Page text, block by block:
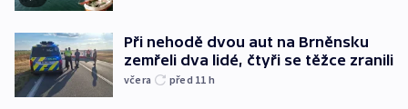
Při nehodě dvou aut na Brněnsku
zemřeli dva lidé, čtyři se těžce zranili
včera před 11 h